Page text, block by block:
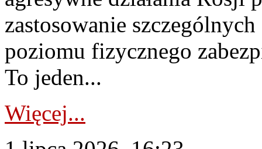
zastosowanie
poziomu fizycznego
To jeden...
Więcej...